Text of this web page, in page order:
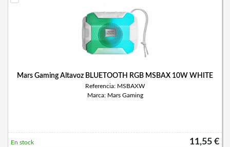
Mars Gaming Altavoz BLUETOOTH RGB MSBAX 10W WHITE
Referencia: MSBAXW
Marca: Mars Gaming
11,55 €
En stock